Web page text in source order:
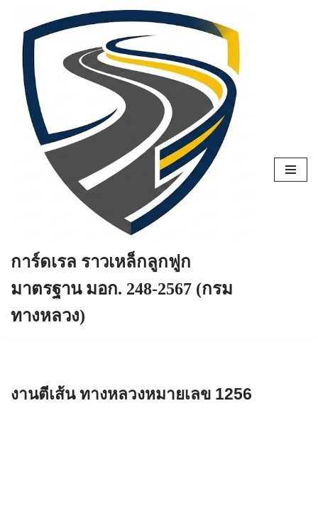
Skip
content
การ์ดเรล ราวเหล็กลูกฟูก
มาตรฐาน มอก. 248-2567 (กรม
ทางหลวง)
งานตีเส้น ทางหลวงหมายเลข 1256